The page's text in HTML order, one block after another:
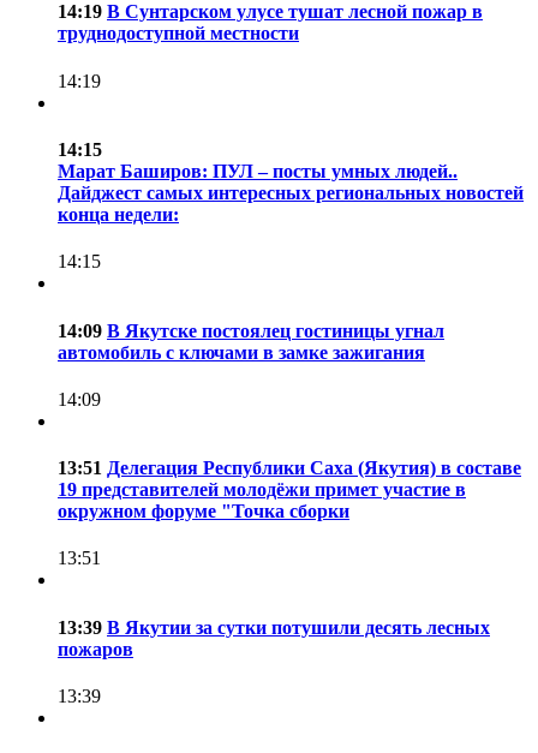
14:19 В Сунтарском улусе тушат лесной пожар в
труднодоступной местности
14:19
14:15
Марат Баширов: ПУЛ – посты умных людей..
Дайджест самых интересных региональных новостей
конца недели:
14:15
14:09 В Якутске постоялец гостиницы угнал
автомобиль с ключами в замке зажигания
14:09
13:51 Делегация Республики Саха (Якутия) в составе
19 представителей молодёжи примет участие в
окружном форуме "Точка сборки
13:51
13:39 В Якутии за сутки потушили десять лесных
пожаров
13:39